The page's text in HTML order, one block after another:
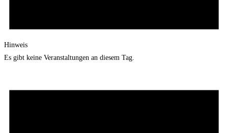
Hinweis
Es gibt keine Veranstaltungen an diesem Tag.